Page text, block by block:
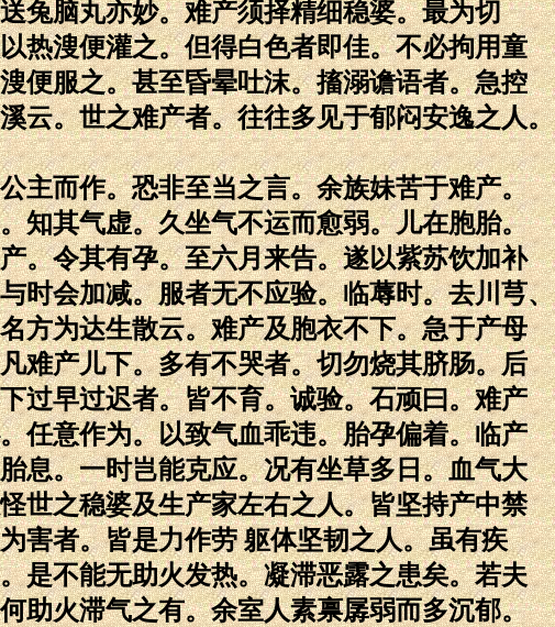
兔脑丸亦妙。难产须择精细稳婆。最为切
热溲便灌之。但得白色者即佳。不必拘用童
便服之。甚至昏晕吐沫。搐溺谵语者。急控
云。世之难产者。往往多见于郁闷安逸之人。
主而作。恐非至当之言。余族妹苦于难产。
知其气虚。久坐气不运而愈弱。儿在胞胎。
。令其有孕。至六月来告。遂以紫苏饮加补
时会加减。服者无不应验。临蓐时。去川芎、
方为达生散云。难产及胞衣不下。急于产母
难产儿下。多有不哭者。切勿烧其脐肠。后
过早过迟者。皆不育。诚验。石顽曰。难产
任意作为。以致气血乖违。胎孕偏着。临产
息。一时岂能克应。况有坐草多日。血气大
世之稳婆及生产家左右之人。皆坚持产中禁
害者。皆是力作劳 躯体坚韧之人。虽有疾
是不能无助火发热。凝滞恶露之患矣。若夫
助火滞气之有。余室人素禀孱弱而多沉郁。